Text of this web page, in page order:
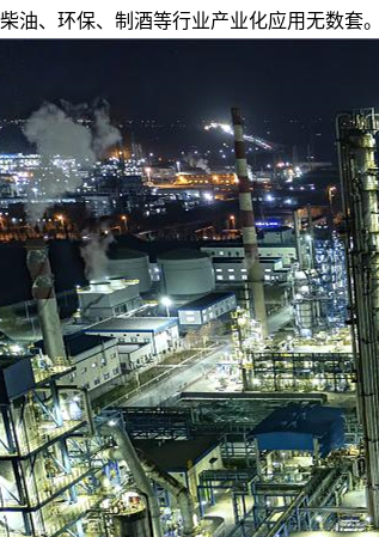
柴油、环保、制酒等行业产业化应用无数套。